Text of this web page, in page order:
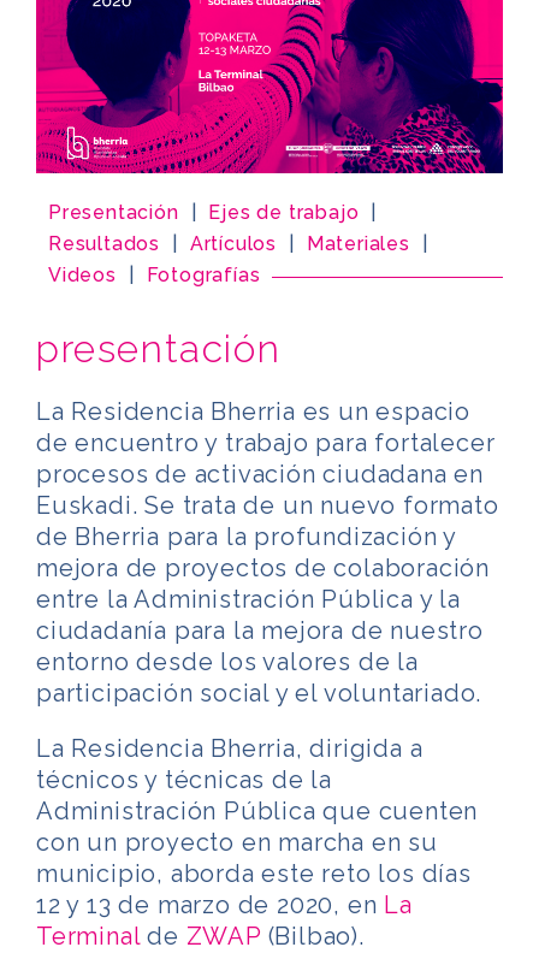
Presentación Ejes de trabajo
Resultados
Artículos Materiales
Videos
Fotografías
presentación
La Residencia Bherria es un espacio
de encuentro y trabajo para fortalecer
procesos de activación ciudadana en
Euskadi. Se trata de un nuevo formato
de Bherria para la profundización y
mejora de proyectos de colaboración
entre la Administración Pública y la
ciudadanía para la mejora de nuestro
entorno desde los valores de la
participación social y el voluntariado.
La Residencia Bherria, dirigida a
técnicos y técnicas de la
Administración Pública que cuenten
con un proyecto en marcha en su
municipio, aborda este reto los días
12 y 13 de marzo de 2020, en La
Terminalde ZWAP (Bilbao).